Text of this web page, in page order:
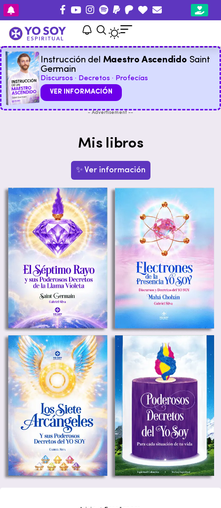
Instrucción del Maestro Ascendido Saint
Germain
Discursos · Decretos · Profecías
VER INFORMACIÓN
- Advertisement --
Mis libros
✨ Ver información